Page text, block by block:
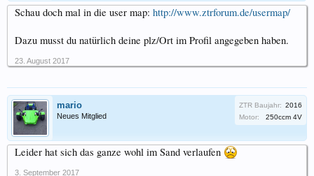
Schau doch mal in die user map: http://www.ztrforum.de/usermap/
Dazu musst du natürlich deine plz/Ort im Profil angegeben haben.
23. August 2017
mario
Neues Mitglied
ZTR Baujahr: 2016
Motor:
250ccm 4V
Leider hat sich das ganze wohl im Sand verlaufen
3. September 2017